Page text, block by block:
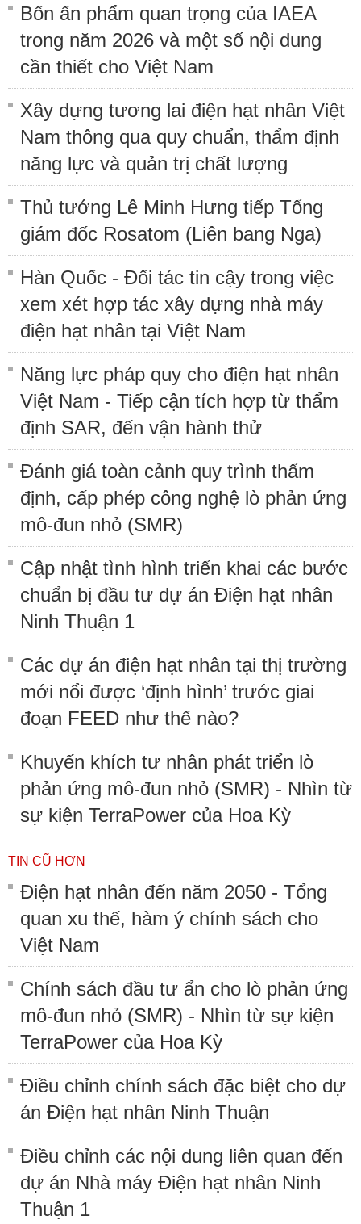
Bốn ấn phẩm quan trọng của IAEA
trong năm 2026 và một số nội dung
cần thiết cho Việt Nam
Xây dựng tương lai điện hạt nhân Việt
Nam thông qua quy chuẩn, thẩm định
năng lực và quản trị chất lượng
Thủ tướng Lê Minh Hưng tiếp Tổng
giám đốc Rosatom (Liên bang Nga)
Hàn Quốc - Đối tác tin cậy trong việc
xem xét hợp tác xây dựng nhà máy
điện hạt nhân tại Việt Nam
Năng lực pháp quy cho điện hạt nhân
Việt Nam - Tiếp cận tích hợp từ thẩm
định SAR, đến vận hành thử
Đánh giá toàn cảnh quy trình thẩm
định, cấp phép công nghệ lò phản ứng
mô-đun nhỏ (SMR)
Cập nhật tình hình triển khai các bước
chuẩn bị đầu tư dự án Điện hạt nhân
Ninh Thuận 1
Các dự án điện hạt nhân tại thị trường
mới nổi được ‘định hình’ trước giai
đoạn FEED như thế nào?
Khuyến khích tư nhân phát triển lò
phản ứng mô-đun nhỏ (SMR) - Nhìn từ
sự kiện TerraPower của Hoa Kỳ
TIN CŨ HƠN
Điện hạt nhân đến năm 2050 - Tổng
quan xu thế, hàm ý chính sách cho
Việt Nam
Chính sách đầu tư ẩn cho lò phản ứng
mô-đun nhỏ (SMR) - Nhìn từ sự kiện
TerraPower của Hoa Kỳ
Điều chỉnh chính sách đặc biệt cho dự
án Điện hạt nhân Ninh Thuận
Điều chỉnh các nội dung liên quan đến
dự án Nhà máy Điện hạt nhân Ninh
Thuận 1